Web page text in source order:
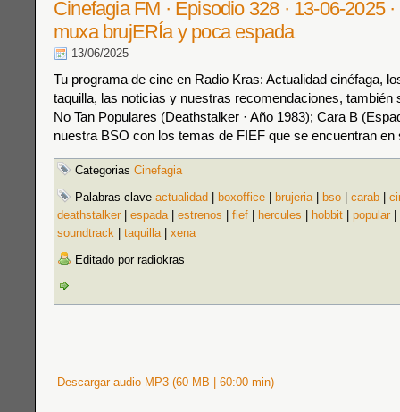
Cinefagia FM · Episodio 328 · 13-06-2025
muxa brujERÍa y poca espada
13/06/2025
Tu programa de cine en Radio Kras: Actualidad cinéfaga,
taquilla, las noticias y nuestras recomendaciones, también
No Tan Populares (Deathstalker · Año 1983); Cara B
nuestra BSO con los temas de FIEF que se encuentran en
Categorias Cinefagia
Palabras clave actualidad boxoffice brujeria| bso carab
deathstalker
espada| estrenos fief hercules hobbit popular
soundtrack
taquilla| xena
Editado por radiokras
Descargar audio MP3 (60 MB | 60:00 min)